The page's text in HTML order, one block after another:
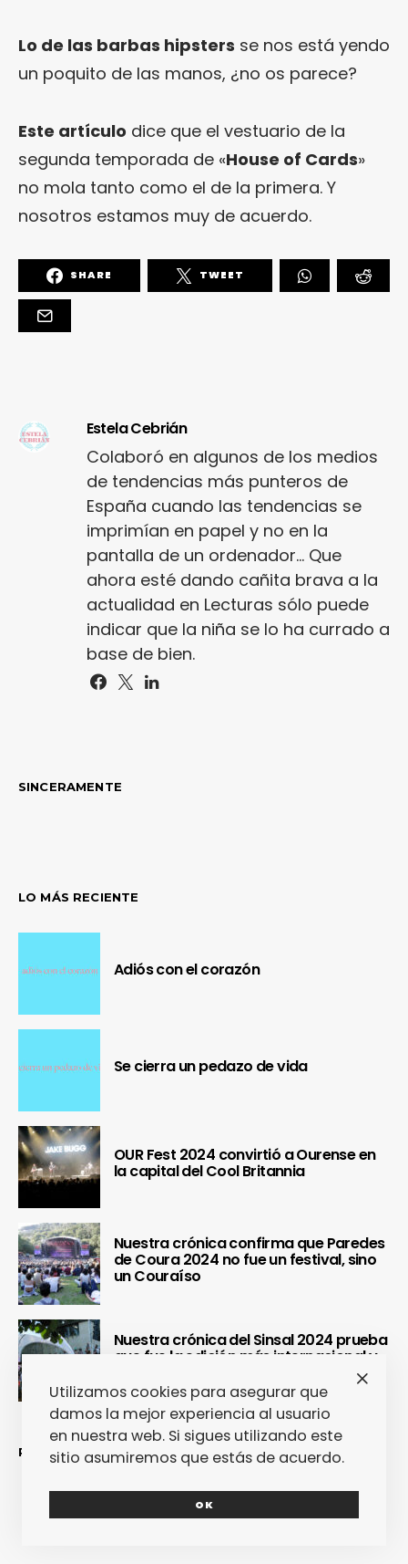
Lo de las barbas hipsters se nos está yendo
un poquito de las manos, ¿no os parece?
Este artículo dice que el vestuario de la
segunda temporada de «House of Cards»
no mola tanto como el de la primera. Y
nosotros estamos muy de acuerdo.
SHARE TWEET
Estela Cebrián
Colaboró en algunos de los medios
de tendencias más punteros de
España cuando las tendencias se
imprimían en papel y no en la
pantalla de un ordenador... Que
ahora esté dando cañita brava a la
actualidad en Lecturas sólo puede
indicar que la niña se lo ha currado a
base de bien.
SINCERAMENTE
LO MÁS RECIENTE
Adiós con el corazón
Se cierra un pedazo de vida
OUR Fest 2024 convirtió a Ourense en
la capital del Cool Britannia
Nuestra crónica confirma que Paredes
de Coura 2024 no fue un festival, sino
un Couraíso
Nuestra crónica del Sinsal 2024 prueba
que fue la edición más internacional y
REDES SOCIALES
Utilizamos cookies para asegurar que
damos la mejor experiencia al usuario
en nuestra web. Si sigues utilizando este
sitio asumiremos que estás de acuerdo.
OK